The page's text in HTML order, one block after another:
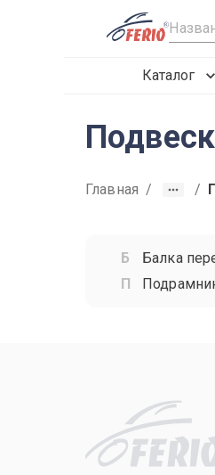
R
Каталог
Главная / /
Балка